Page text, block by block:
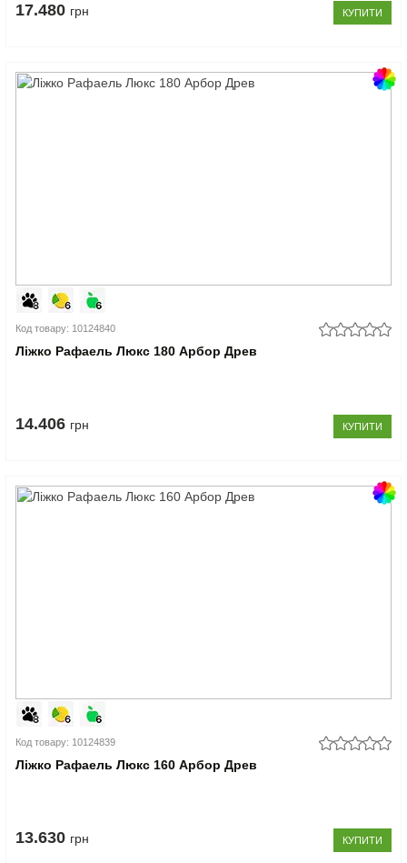
17.480 грн КУПИТИ
Код товару: 10124840
Ліжко Рафаель Люкс 180 Арбор Древ
14.406 грн КУПИТИ
Код товару: 10124839
Ліжко Рафаель Люкс 160 Арбор Древ
13.630 грн КУПИТИ